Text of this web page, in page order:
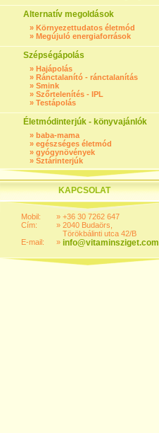
Alternatív megoldások
» Környezettudatos életmód
» Megújuló energiaforrások
Szépségápolás
» Hajápolás
» Ránctalanító - ránctalanítás
» Smink
» Szőrtelenítés - IPL
» Testápolás
Életmódinterjúk - könyvajánlók
» baba-mama
» egészséges életmód
» gyógynövények
» Sztárinterjúk
KAPCSOLAT
Mobil:
Cím:
E-mail:
»
»
»
+36 30 7262 647
2040 Budaörs,
Törökbálinti utca 42/B
info@vitaminsziget.com